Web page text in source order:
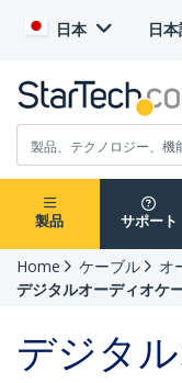
日本 日
製品 サポート
Home ケーブル
オ
デジタルオーディオケ
デジタ